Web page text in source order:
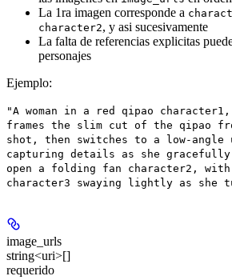
La 1ra imagen corresponde a
character2, y asi sucesivamente
La falta de referencias explicitas
personajes
Ejemplo:
"A woman in a red qipao
frames the slim cut of the qipao
shot, then switches to a low-angle
capturing details as she
open a folding fan character2,
character3 swaying lightly as she
image_urls
string<uri>[]
requerido